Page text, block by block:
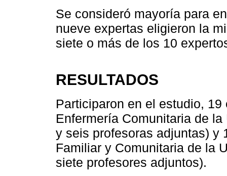
Se consideró mayoría para
nueve expertas eligieron la
siete o más de los 10
RESULTADOS
Participaron en el estudio,
Enfermería Comunitaria de
y seis profesoras adjuntas) y
Familiar y Comunitaria de la
siete profesores adjuntos).